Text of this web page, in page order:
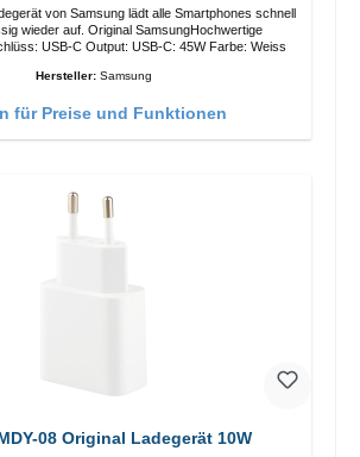
von Samsung lädt alle Smartphones schnell
SamsungHochwertige
USB-C Output: USB-C: 45W Farbe: Weiss
Hersteller: Samsung
für Preise und Funktionen
08 Original Ladegerät 10W